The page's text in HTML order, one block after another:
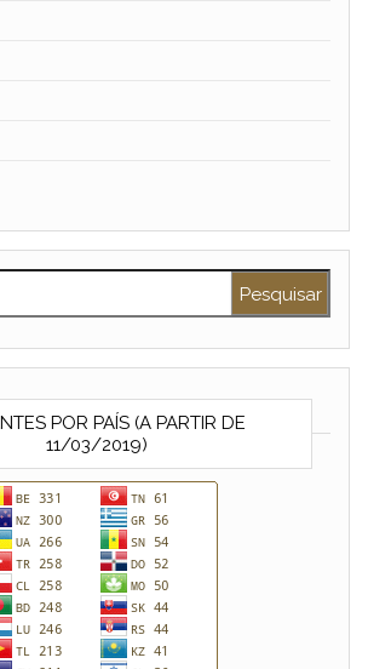
POR PAÍS (A PARTIR DE
11/03/2019)